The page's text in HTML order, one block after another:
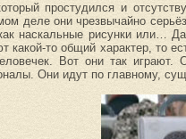
простудился и
деле они чрезвычайно
наскальные рисунки или…
какой-то общий характер, то
Вот они так играют.
Они идут по главному,